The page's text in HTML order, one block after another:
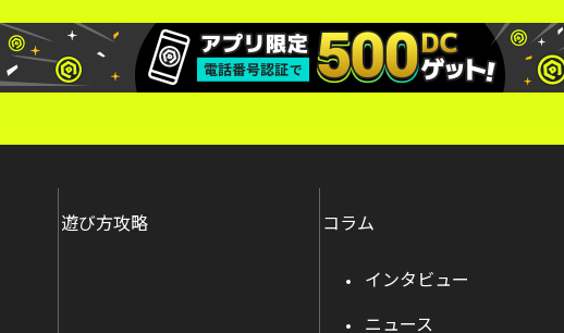
遊び方攻略 コラム
インタビュー
ニュース